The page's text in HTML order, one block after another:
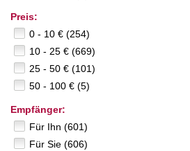
Preis:
0 - 10 € (254)
10 - 25 € (669)
25 - 50 € (101)
50 - 100 € (5)
Empfänger:
Für Ihn (601)
Für Sie (606)